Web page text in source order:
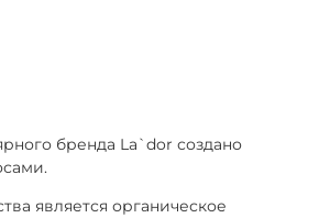
бренда La`dor создано
является органическое